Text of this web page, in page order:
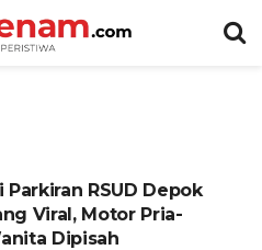
Parkiran RSUD Depok
Viral, Motor Pria-
Dipisah